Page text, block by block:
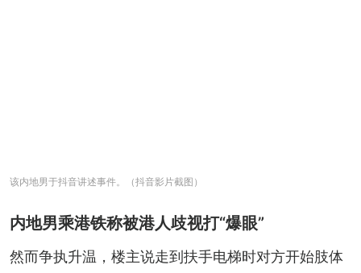
该内地男于抖音讲述事件。（抖音影片截图）
内地男乘港铁称被港人歧视打“爆眼”
然而争执升温，楼主说走到扶手电梯时对方开始肢体